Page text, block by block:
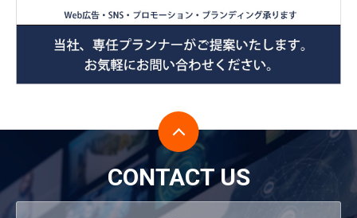
CONTACT US